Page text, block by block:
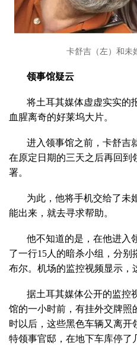
卡舒吉（左）和未
领事馆疑云
将土耳其媒体虚虚实实的
血腥离奇的好莱坞大片。
进入领事馆之前，卡舒
在原定日期的三天之后再回到
署。
为此，他将手机交给了未
能出来，就去寻求帮助。
他不知道的是，在他进入
了一行15人的暗杀小组，分别
布尔。机场的监控视频显示，
据土耳其媒体公开的监控
馆的一小时前，有挂外交牌照
时以后，这些黑色车辆又离
特领事官邸，在地下车库停了